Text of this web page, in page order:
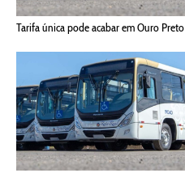
Tarifa única pode acabar em Ouro Preto